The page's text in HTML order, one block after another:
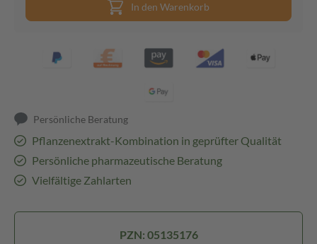
In den Warenkorb
Persönliche Beratung
Pflanzenextrakt-Kombination in geprüfter Qualität
Persönliche pharmazeutische Beratung
Vielfältige Zahlarten
PZN: 05135176